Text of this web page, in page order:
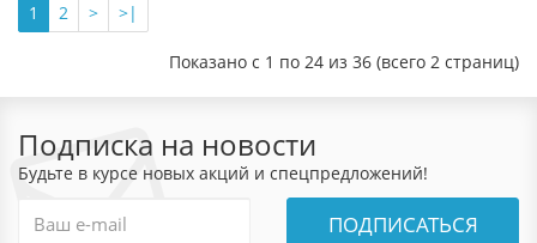
1 2 > >|
Показано с 1 по 24 из 36 (всего 2 страниц)
Подписка на новости
Будьте в курсе новых акций и спецпредложений!
ПОДПИСАТЬСЯ